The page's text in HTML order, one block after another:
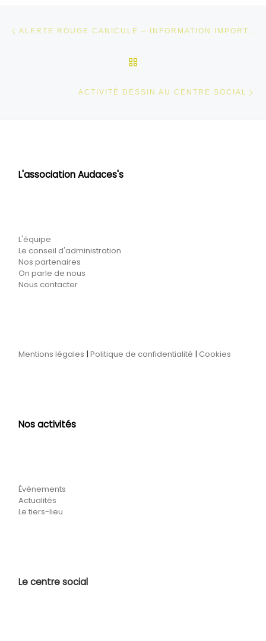
ALERTE ROUGE CANICULE – INFORMATION IMPORTANTE
ACTIVITÉ DESSIN AU CENTRE SOCIAL
L'association Audaces's
L'équipe
Le conseil d'administration
Nos partenaires
On parle de nous
Nous contacter
Mentions légales |Politique de confidentialité |Cookies
Nos activités
Évènements
Actualités
Le tiers-lieu
Le centre social